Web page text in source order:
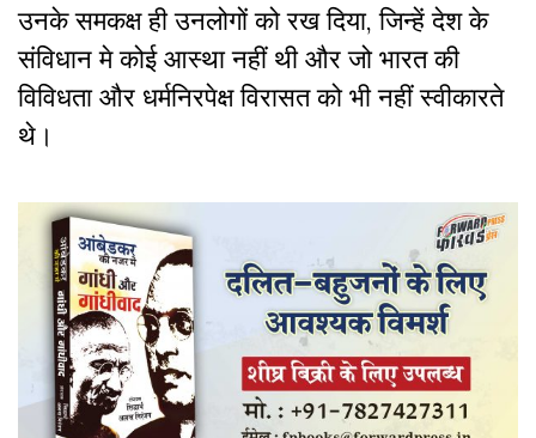
उनके समकक्ष ही उनलोगों को रख दिया, जिन्हें देश के
संविधान मे कोई आस्था नहीं थी और जो भारत की
विविधता और धर्मनिरपेक्ष विरासत को भी नहीं स्वीकारते
थे।